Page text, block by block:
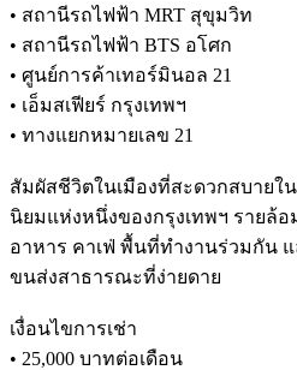
• สถานีรถไฟฟ้า MRT สุขุมวิท
• สถานีรถไฟฟ้า BTS อโศก
• ศูนย์การค้าเทอร์มินอล 21
• เอ็มสเฟียร์ กรุงเทพฯ
• ทางแยกหมายเลข 21
สัมผัสชีวิตในเมืองที่สะดวกสบายใ
นิยมแห่งหนึ่งของกรุงเทพฯ รายล้
อาหาร คาเฟ่ พื้นที่ทำงานร่วมกัน
ขนส่งสาธารณะที่ง่ายดาย
เงื่อนไขการเช่า
• 25,000 บาทต่อเดือน